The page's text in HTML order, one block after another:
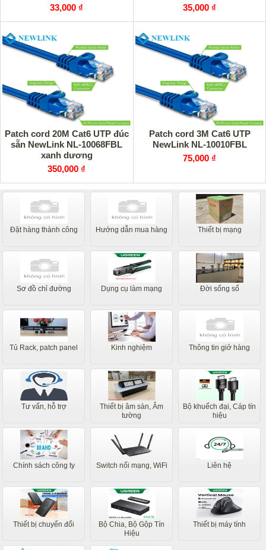
33,000 ₫
35,000 ₫
Patch cord 20M Cat6 UTP đúc
sẵn NewLink NL-10068FBL
xanh dương
350,000 ₫
Patch cord 3M Cat6 UTP
NewLink NL-10010FBL
75,000 ₫
Đặt hàng thành công Hướng dẫn mua hàng Thiết bị mạng
Sơ đồ chỉ đường Dụng cụ làm mạng Đời sống số
Tủ Rack, patch panel Kinh nghiệm Thông tin giở hàng
Tư vấn, hỗ trợ
Thiết bị âm sàn, Âm
tường
Bộ khuếch đại, Cáp tín
hiệu
Chính sách công ty Switch nối mạng, WiFi Liên hệ
Thiết bị chuyển đổi
Bộ Chia, Bộ Gộp Tín
Hiệu
Thiết bị máy tính